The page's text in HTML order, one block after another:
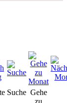
Suche Gehe
zu